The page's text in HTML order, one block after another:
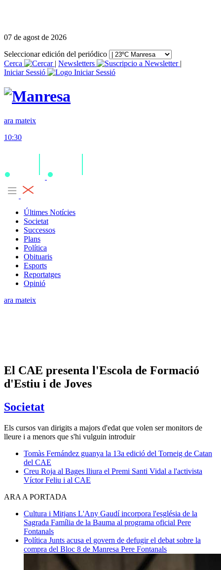
07 de agost de 2026
Seleccionar edición del periódico
Cerca
| Newsletters
|
Iniciar Sessió
ara mateix
10:30
Últimes Notícies
Societat
Successos
Plans
Política
Obituaris
Esports
Reportatges
Opinió
ara mateix
El CAE presenta l'Escola de Formació
d'Estiu i de Joves
Societat
Els cursos van dirigits a majors d'edat que volen ser monitors de
lleure i a menors que s'hi vulguin introduir
Tomàs Fernández guanya la 13a edició del Torneig de Catan
del CAE
Creu Roja al Bages lliura el Premi Santi Vidal a l'activista
Víctor Feliu i al CAE
ARA A PORTADA
Cultura i Mitjans L'Any Gaudí incorpora l'església de la
Sagrada Família de la Bauma al programa oficial Pere
Fontanals
Política Junts acusa el govern de defugir el debat sobre la
compra del Bloc 8 de Manresa Pere Fontanals